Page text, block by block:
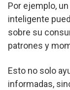
Por ejemplo,
inteligente
sobre su
patrones y
Esto no solo
informadas,